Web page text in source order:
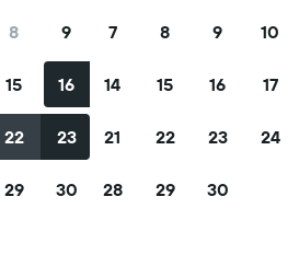
8 9
15 16
22 23
29 30
7 8 9 10
14 15 16 17
21 22 23 24
28 29 30